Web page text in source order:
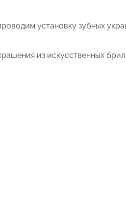
установку зубных
из искусственных